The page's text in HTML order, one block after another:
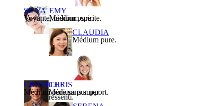
SILVA
Voyante, médium spirite.
EMY
Médium pure.
CLAUDIA
Médium pure.
CHATELLE
Médium pure sans support.
CHRIS
Médium pur par
ressenti.